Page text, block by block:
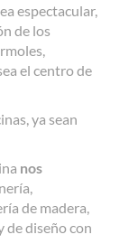
espectacular,
de los
el centro de
ya sean
nos
de madera,
de diseño con